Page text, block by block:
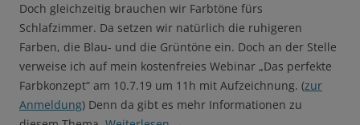
Doch gleichzeitig brauchen wir Farbtöne fürs
Schlafzimmer. Da setzen wir natürlich die ruhigeren
Farben, die Blau- und die Grüntöne ein. Doch an der Stelle
verweise ich auf mein kostenfreies Webinar „Das perfekte
Farbkonzept“ am 10.7.19 um 11h mit Aufzeichnung. (zur
Anmeldung) Denn da gibt es mehr Informationen zu